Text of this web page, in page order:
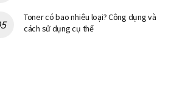
Toner có bao nhiêu loại? Công dụng và
cách sử dụng cụ thể